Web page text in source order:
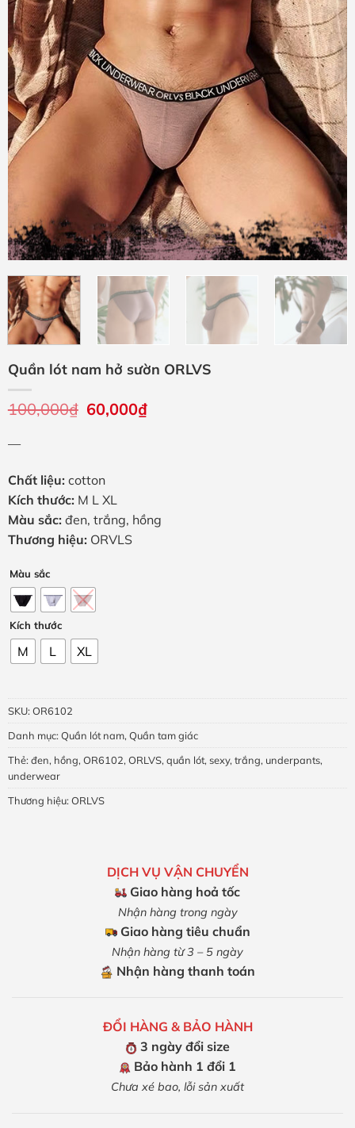
Quần lót nam hở sườn ORLVS
100,000₫ Giá
gốc
60,000₫Giá
hiện
—
Chất liệu: cotton
Kích thước: M L XL
Màu sắc: đen, trắng, hồng
Thương hiệu: ORVLS
Màu sắc
Kích thước
M L XL
SKU: OR6102
Danh mục: Quần lót nam, Quần tam giác
Thẻ: đen, hồng, OR6102, ORLVS, quần lót, sexy, trắng, underpants,
underwear
Thương hiệu: ORLVS
DỊCH VỤ VẬN CHUYỂN
Giao hàng hoả tốc
Nhận hàng trong ngày
Giao hàng tiêu chuẩn
Nhận hàng từ 3 – 5 ngày
Nhận hàng thanh toán
ĐỔI HÀNG & BẢO HÀNH
3 ngày đổi size
Bảo hành 1 đổi 1
Chưa xé bao, lỗi sản xuất